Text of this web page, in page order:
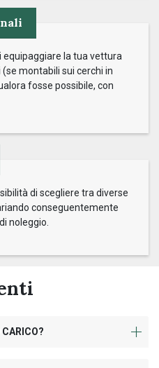
equipaggiare la tua vettura
montabili sui cerchi in
fosse possibile, con
di scegliere tra diverse
conseguentemente
noleggio.